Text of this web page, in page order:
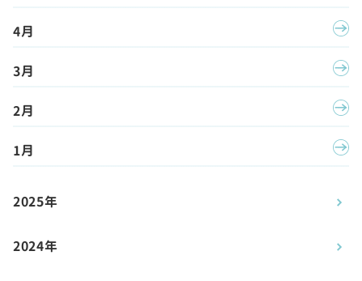
4月
3月
2月
1月
2025年
2024年